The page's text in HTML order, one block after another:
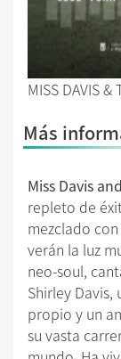
MISS DAVIS
Más
Miss Davis
repleto de
mezclado
verán la luz
neo-soul,
Shirley
propio y un
su vasta